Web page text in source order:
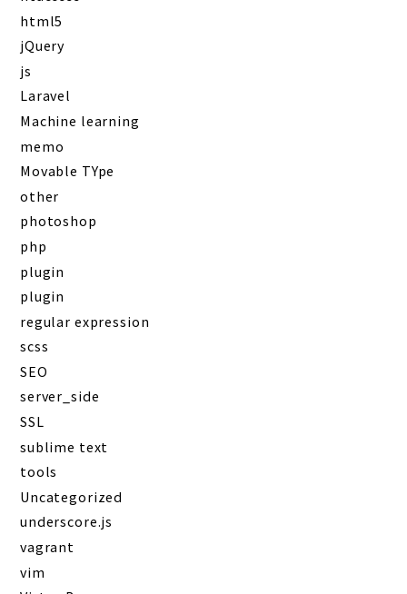
html5
jQuery
js
Laravel
Machine learning
memo
Movable TYpe
other
photoshop
php
plugin
plugin
regular expression
scss
SEO
server_side
SSL
sublime text
tools
Uncategorized
underscore.js
vagrant
vim